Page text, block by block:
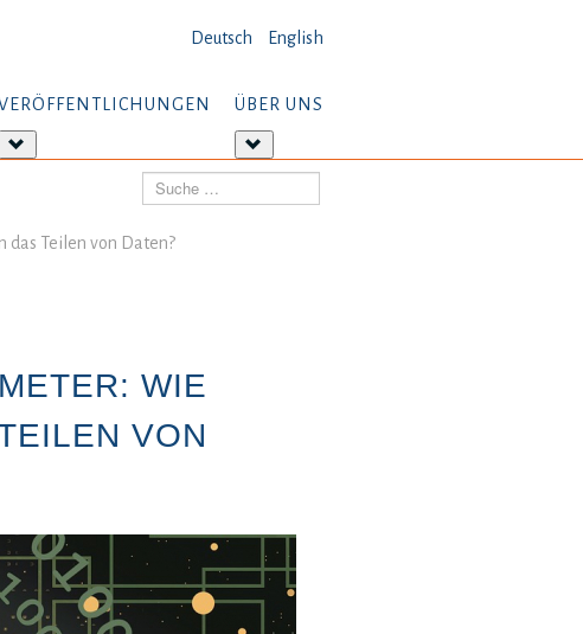
Deutsch English
Informationen:
ÜBER UNS
Informationen:
uns
Suchen
das Teilen von Daten?
WIE
VON